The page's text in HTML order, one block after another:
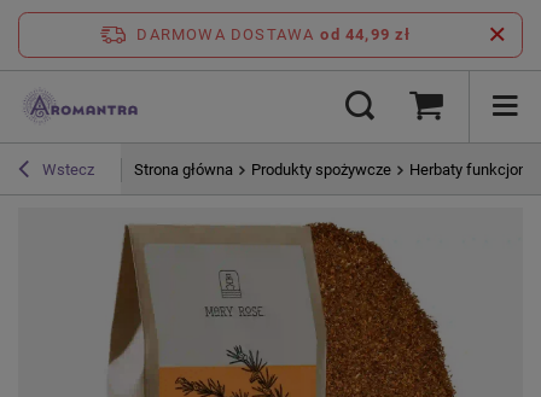
DARMOWA DOSTAWA od 44,99 zł
Wstecz Strona główna Produkty spożywcze Herbaty